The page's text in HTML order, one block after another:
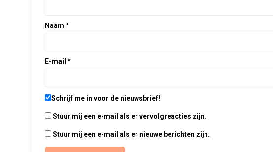
Naam *
E-mail *
Schrijf me in voor de nieuwsbrief!
Stuur mij een e-mail als er vervolgreacties zijn.
Stuur mij een e-mail als er nieuwe berichten zijn.